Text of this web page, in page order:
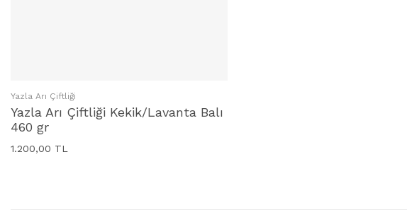
Yazla Arı Çiftliği
Yazla Arı Çiftliği Kekik/Lavanta Balı
460 gr
1.200,00 TL